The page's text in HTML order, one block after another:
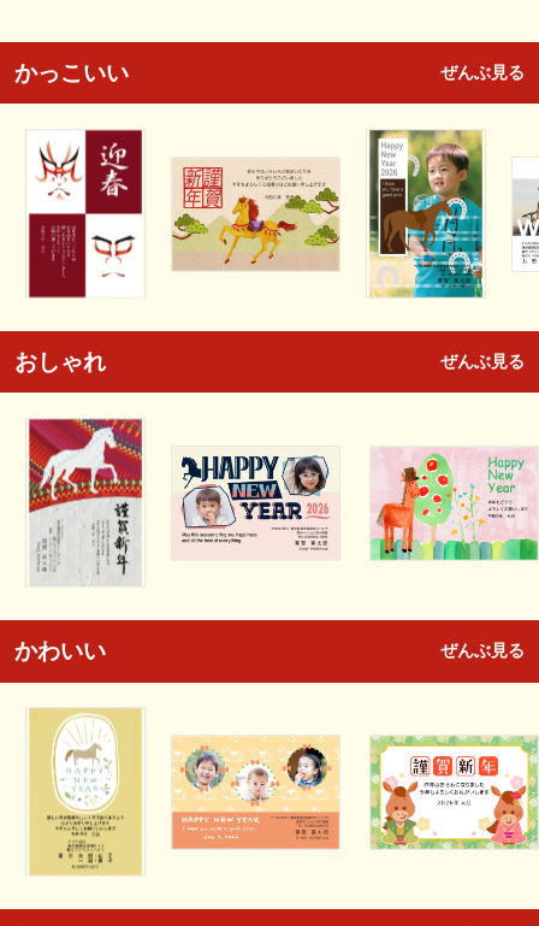
かっこいい ぜんぶ見る
おしゃれ ぜんぶ見る
かわいい ぜんぶ見る